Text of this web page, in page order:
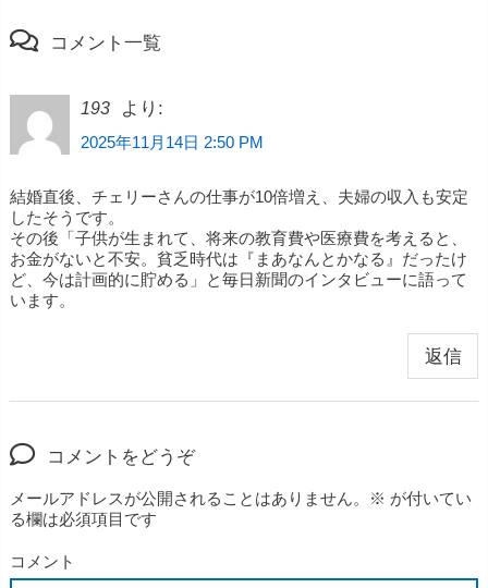
コメント一覧
193 より:
2025年11月14日 2:50 PM
結婚直後、チェリーさんの仕事が10倍増え、夫婦の収入も安定
したそうです。
その後「子供が生まれて、将来の教育費や医療費を考えると、
お金がないと不安。貧乏時代は『まあなんとかなる』だったけ
ど、今は計画的に貯める」と毎日新聞のインタビューに語って
います。
返信
コメントをどうぞ
メールアドレスが公開されることはありません。 ※ が付いてい
る欄は必須項目です
コメント